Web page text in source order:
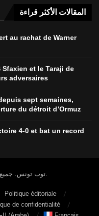
المقالات الأكثر قراءة
au rachat de Warner
et le Taraji de
adversaires
sept semaines,
du détroit d’Ormuz
4-0 et bat un record
© 2026 توب تونس. جميع الحقوق محفوظة.
Politique éditoriale
de confidentialité